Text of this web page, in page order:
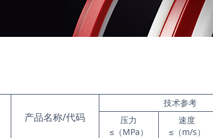
产品名称/代码
技术参考
压力
≤（MPa）
速度
≤（m/s）